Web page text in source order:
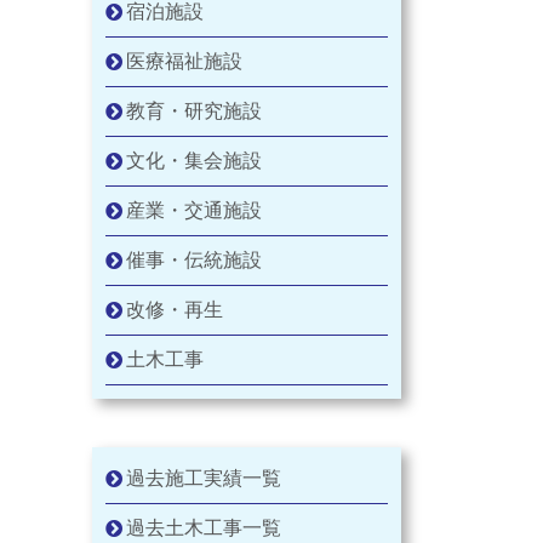
宿泊施設
医療福祉施設
教育・研究施設
文化・集会施設
産業・交通施設
催事・伝統施設
改修・再生
土木工事
過去施工実績一覧
過去土木工事一覧